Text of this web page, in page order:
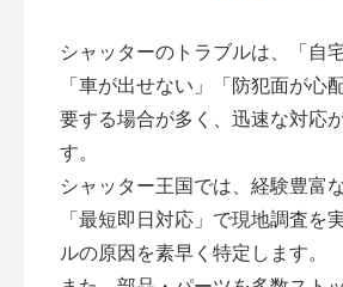
シャッターのトラブルは、「自
「車が出せない」「防犯面が心
要する場合が多く、迅速な対応
す。
シャッター王国では、経験豊富
「最短即日対応」で現地調査を
ルの原因を素早く特定します。